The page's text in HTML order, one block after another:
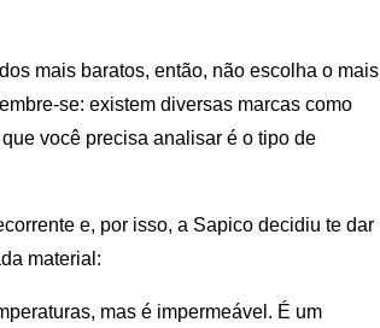
mais baratos, então, não escolha o mais
se: existem diversas marcas como
você precisa analisar é o tipo de
e, por isso, a Sapico decidiu te dar
material:
mas é impermeável. É um